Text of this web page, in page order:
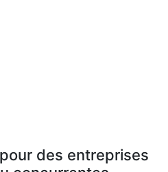
des entreprises